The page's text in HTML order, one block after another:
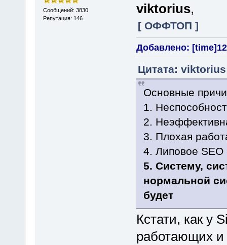
Сообщений: 3830
Репутация: 146
viktorius,
[ ОФФТОП ]
Добавлено:
Цитата:
Основные
1.
2.
3. Плохая
4. Липовое
5. Систему,
нормальной
будет
Кстати, как у
работающих